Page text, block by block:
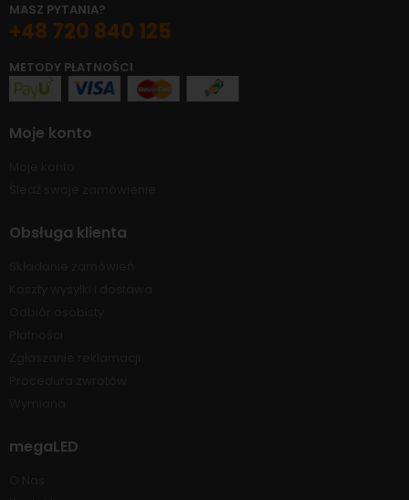
MASZ PYTANIA?
+48 720 840 125
METODY PŁATNOŚCI
Moje konto
Obsługa klienta
megaLED